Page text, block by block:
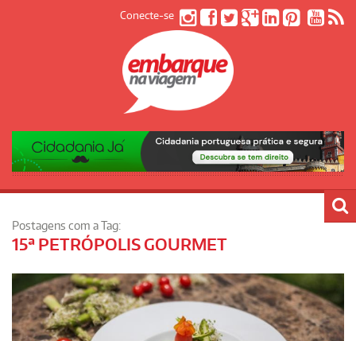
Conecte-se
Postagens com a Tag:
15ª PETRÓPOLIS GOURMET